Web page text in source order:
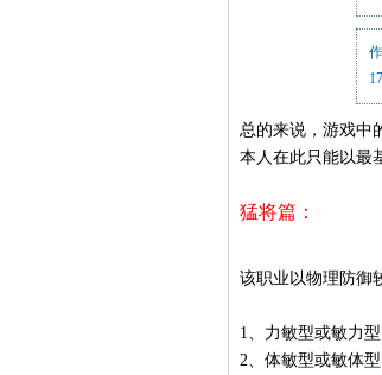
总的来说， 游戏中
本人在此只能以最
猛将篇：
该职业以物理防御
1、力敏型或敏力
2、体敏型或敏体